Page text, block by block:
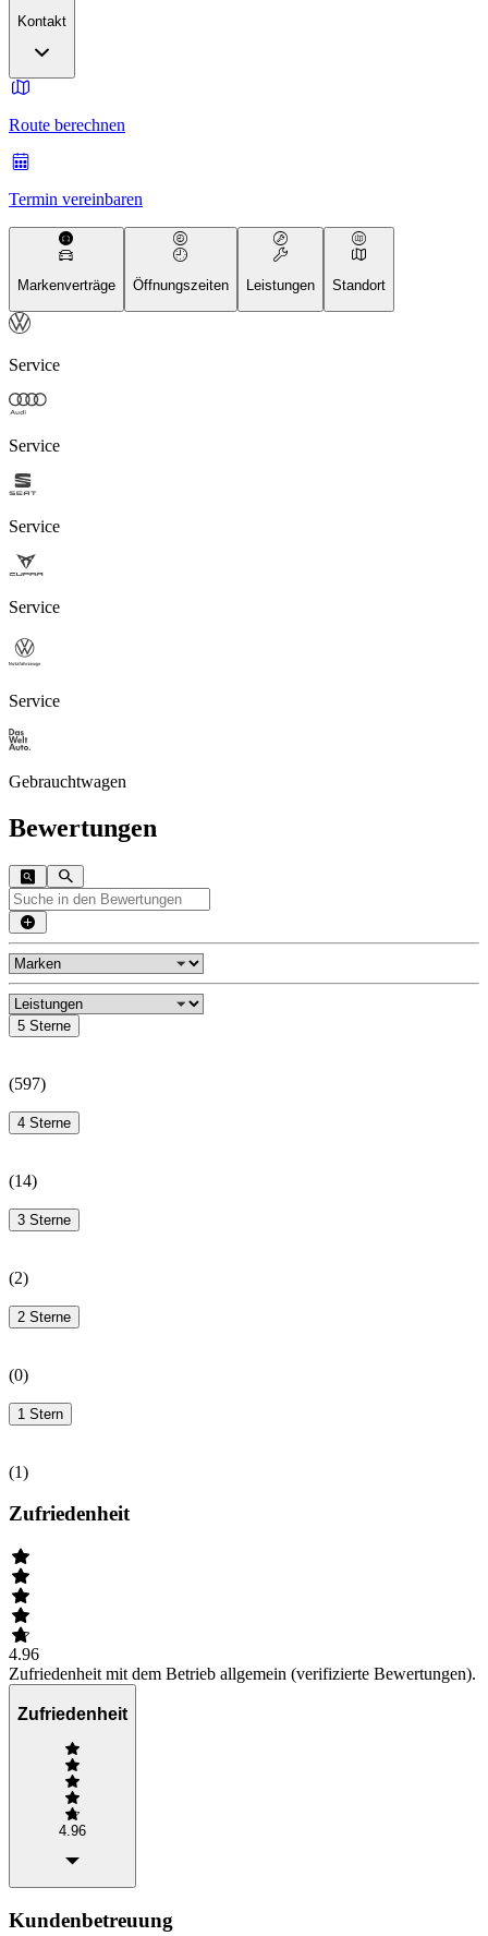
Kontakt
Route berechnen
Termin vereinbaren
Markenverträge Öffnungszeiten Leistungen Standort
Service
Service
Service
Service
Service
Gebrauchtwagen
Bewertungen
5 Sterne
(597)
4 Sterne
(14)
3 Sterne
(2)
2 Sterne
(0)
1 Stern
(1)
Zufriedenheit
4.96
Zufriedenheit mit dem Betrieb allgemein (verifizierte Bewertungen).
Zufriedenheit
4.96
Kundenbetreuung